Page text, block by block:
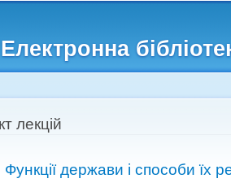
Електронна
меню
лекцій
держави і способи їх